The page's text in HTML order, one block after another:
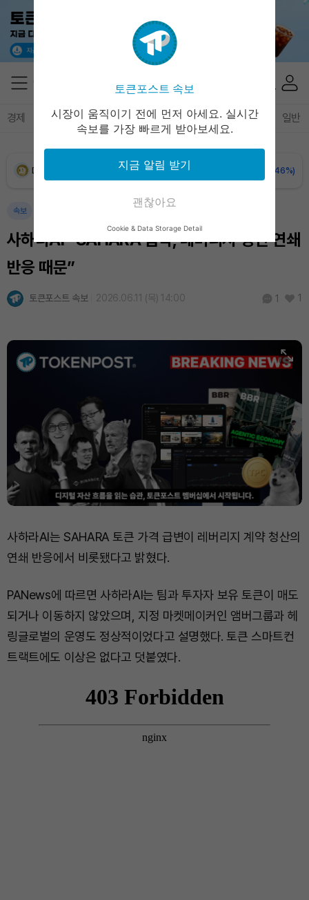
경제 마켓 정책 정치 인사이트 브리핑 속보 일반
XRP (XRP) (-0.20%)
Hyperliquid (HYPE) ₩76,924
Dogecoin (DOGE) (-0.46%)
속보
사하라AI “SAHARA 급락, 레버리지 청산 연쇄
반응 때문”
토큰포스트 속보 2026.06.11 (목) 14:00 1 1
사하라AI는 SAHARA 토큰 가격 급변이 레버리지 계약 청산의
연쇄 반응에서 비롯됐다고 밝혔다.
PANews에 따르면 사하라AI는 팀과 투자자 보유 토큰이 매도
되거나 이동하지 않았으며, 지정 마켓메이커인 앰버그룹과 헤
링글로벌의 운영도 정상적이었다고 설명했다. 토큰 스마트컨
트랙트에도 이상은 없다고 덧붙였다.
토큰포스트 속보
시장이 움직이기 전에 먼저 아세요. 실시간
속보를 가장 빠르게 받아보세요.
지금 알림 받기
괜찮아요
Cookie & Data Storage Detail